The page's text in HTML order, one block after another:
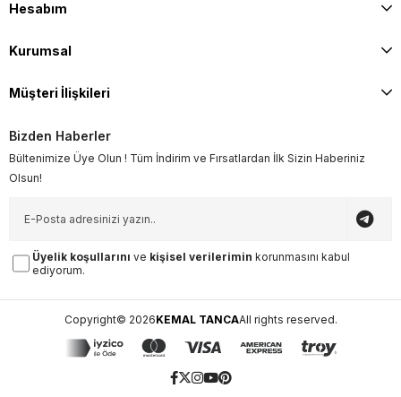
Hesabım
Kurumsal
Müşteri İlişkileri
Bizden Haberler
Bültenimize Üye Olun ! Tüm İndirim ve Fırsatlardan İlk Sizin Haberiniz
Olsun!
Üyelik koşullarını ve kişisel verilerimin korunmasını kabul
ediyorum.
Copyright© 2026KEMAL TANCAAll rights reserved.